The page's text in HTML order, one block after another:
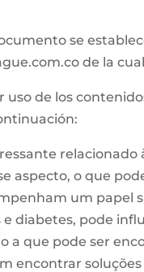
se
de la
uso de los
aspecto, o que
um papel
diabetes, pode
a que pode ser
encontrar